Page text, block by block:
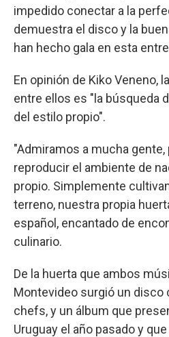
impedido conectar a la
demuestra el disco y la
han hecho gala en esta
En opinión de Kiko Veneno,
entre ellos es "la búsqueda
del estilo propio".
"Admiramos a mucha
reproducir el ambiente de
propio. Simplemente
terreno, nuestra propia
español, encantado de
culinario.
De la huerta que ambos
Montevideo surgió un disco
chefs, y un álbum que
Uruguay el año pasado y